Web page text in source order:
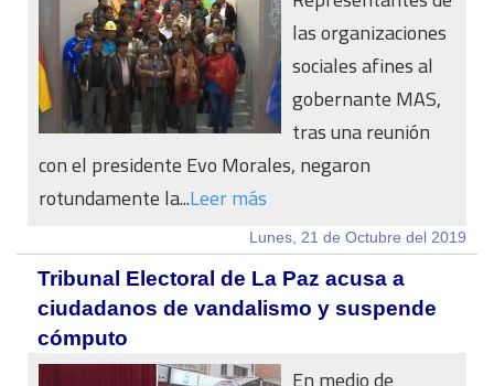
las organizaciones
sociales afines al
gobernante MAS,
tras una reunión
con el presidente Evo Morales, negaron
rotundamente la...Leer más
Lunes, 21 de Octubre del 2019
Tribunal Electoral de La Paz acusa a
ciudadanos de vandalismo y suspende
cómputo